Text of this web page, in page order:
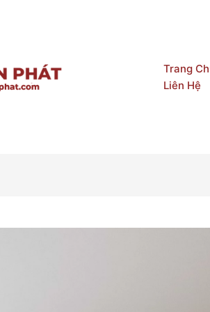
Trang
Liên Hệ